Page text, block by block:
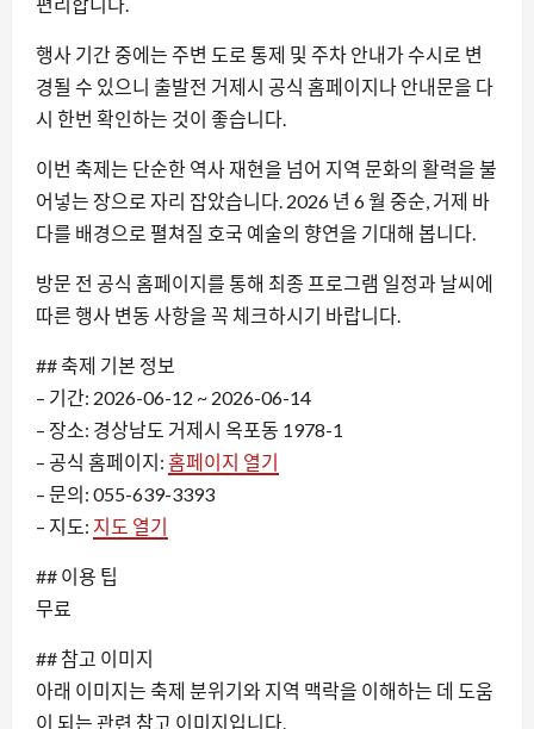
행사 기간 중에는 주변 도로 통제 및 주차 안내가 수시로 변
경될 수 있으니 출발전 거제시 공식 홈페이지나 안내문을 다
시 한번 확인하는 것이 좋습니다.
이번 축제는 단순한 역사 재현을 넘어 지역 문화의 활력을 불
어넣는 장으로 자리 잡았습니다. 2026 년 6 월 중순, 거제 바
다를 배경으로 펼쳐질 호국 예술의 향연을 기대해 봅니다.
방문 전 공식 홈페이지를 통해 최종 프로그램 일정과 날씨에
따른 행사 변동 사항을 꼭 체크하시기 바랍니다.
## 축제 기본 정보
– 기간: 2026-06-12 ~ 2026-06-14
– 장소: 경상남도 거제시 옥포동 1978-1
– 공식 홈페이지: 홈페이지 열기
– 문의: 055-639-3393
– 지도: 지도 열기
## 이용 팁
무료
## 참고 이미지
아래 이미지는 축제 분위기와 지역 맥락을 이해하는 데 도움
이 되는 관련 참고 이미지입니다.